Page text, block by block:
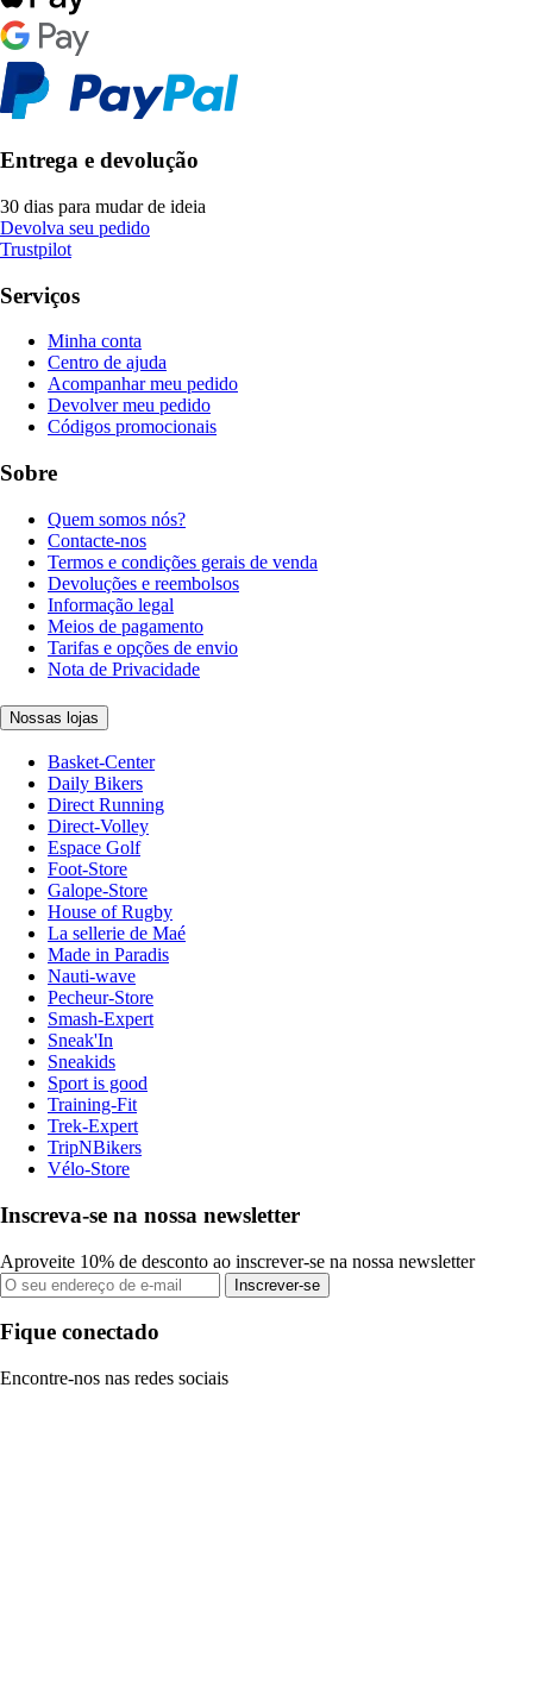
Entrega e devolução
30 dias para mudar de ideia
Devolva seu pedido
Trustpilot
Serviços
Minha conta
Centro de ajuda
Acompanhar meu pedido
Devolver meu pedido
Códigos promocionais
Sobre
Quem somos nós?
Contacte-nos
Termos e condições gerais de venda
Devoluções e reembolsos
Informação legal
Meios de pagamento
Tarifas e opções de envio
Nota de Privacidade
Nossas lojas
Basket-Center
Daily Bikers
Direct Running
Direct-Volley
Espace Golf
Foot-Store
Galope-Store
House of Rugby
La sellerie de Maé
Made in Paradis
Nauti-wave
Pecheur-Store
Smash-Expert
Sneak'In
Sneakids
Sport is good
Training-Fit
Trek-Expert
TripNBikers
Vélo-Store
Inscreva-se na nossa newsletter
Aproveite 10% de desconto ao inscrever-se na nossa newsletter
Inscrever-se
Fique conectado
Encontre-nos nas redes sociais